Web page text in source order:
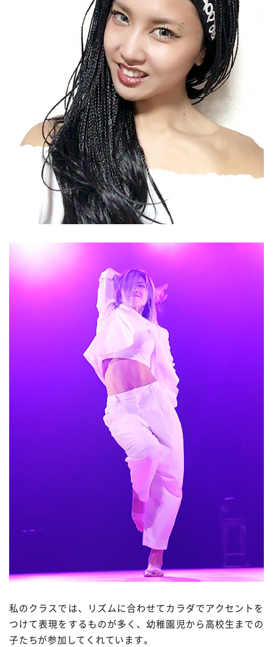
私のクラスでは、リズムに合わせてカラダでアクセントを
つけて表現をするものが多く、幼稚園児から高校生までの
子たちが参加してくれています。